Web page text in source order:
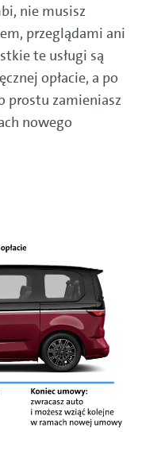
nie musisz
przeglądami ani
te usługi są
opłacie, a po
prostu zamieniasz
nowego